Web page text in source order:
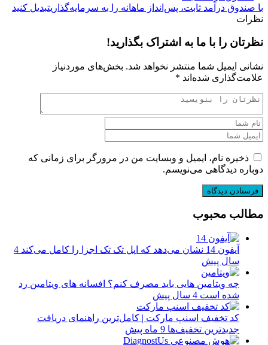
با صندوق درآمد ثابت، پس‌انداز ماهانه را به سرمایه‌گذاریتبدیل کنید
نظرات
نظرتان را با ما به اشتراک بگذارید!
نشانی ایمیل شما منتشر نخواهد شد. بخش‌های موردنیاز
علامت‌گذاری شده‌اند *
ذخیره نام، ایمیل و وبسایت من در مرورگر برای زمانی که
دوباره دیدگاهی می‌نویسم.
مطالب محبوب
آیفون 14 نشان می‌دهد که اپل تک تک اجزا را کامل می‌کند
4
سال پیش
چه ویتامین هایی باید مصرف کنم؟ افسانه های ویتامین رد
شده است 4 سال پیش
کد تخفیف اسنپ مارکت | کامل‌ترین راهنمای دریافت
جدیدترین تخفیف‌ها 9 ماه پیش